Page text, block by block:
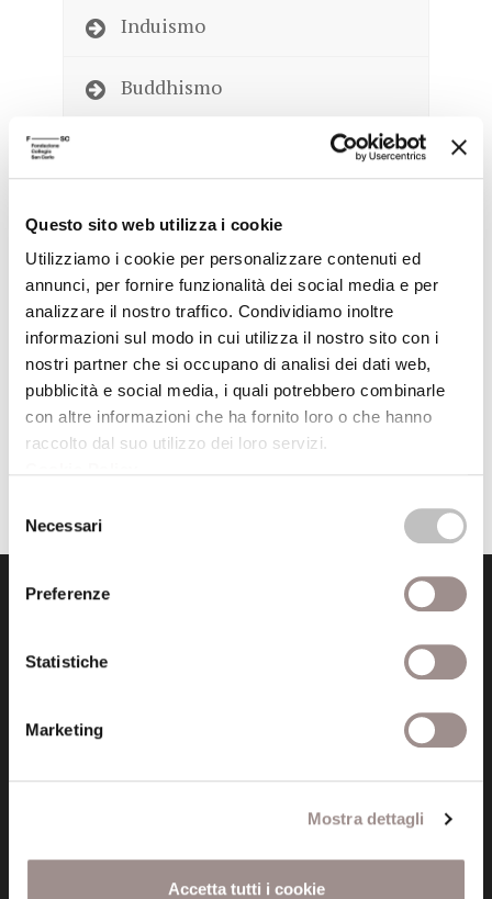
Questo sito web utilizza i cookie
Utilizziamo i cookie per personalizzare contenuti ed
annunci, per fornire funzionalità dei social media e per
analizzare il nostro traffico. Condividiamo inoltre
informazioni sul modo in cui utilizza il nostro sito con i
nostri partner che si occupano di analisi dei dati web,
pubblicità e social media, i quali potrebbero combinarle
con altre informazioni che ha fornito loro o che hanno
raccolto dal suo utilizzo dei loro servizi.
del
consenso
Necessari
Preferenze
Statistiche
Marketing
Mostra dettagli
Accetta tutti i cookie
Induismo
Buddhismo
ECUMENISMO E DIALOGO
INTERRELIGIOSO
NEW AGE
EDITORIA
LA RELIGIONE E I BAMBINI
41121 Modena (MO)
P.I. 00641060363
tel. 059.421211